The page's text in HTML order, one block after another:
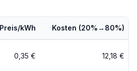
Preis/kWh Kosten (20%→80%)
0,35 € 12,18 €